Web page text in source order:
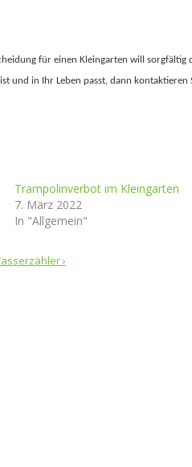
für einen Kleingarten will
und in Ihr Leben passt, dann kontaktieren
Trampolinverbot im Kleingarten
7. März 2022
In "Allgemein"
›